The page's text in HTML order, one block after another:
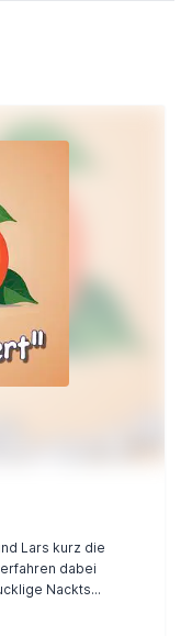
Lars kurz die
dabei
Nackts...